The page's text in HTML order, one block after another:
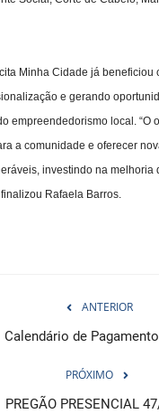
Minha Cidade já beneficiou
e gerando
empreendedorismo local. “O
a comunidade e oferecer
investindo na melhoria
Rafaela Barros.
ANTERIOR
Calendário de
PRÓXIMO
PREGÃO PRESENCIAL